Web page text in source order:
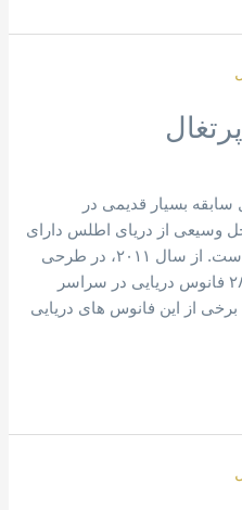
سابقه بسیار قدیمی در
وسیعی از دریای اطلس دارای
فانوس های دریایی بسیار زیبایی است. از سال ۲۰۱۱، در طرحی
برای افزایش گردشگران در های ۲۸ فانوس دریایی در سراسر
از این فانوس های دریایی